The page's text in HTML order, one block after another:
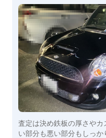
査定は決め鉄板の厚さや
い部分も悪い部分もしっ